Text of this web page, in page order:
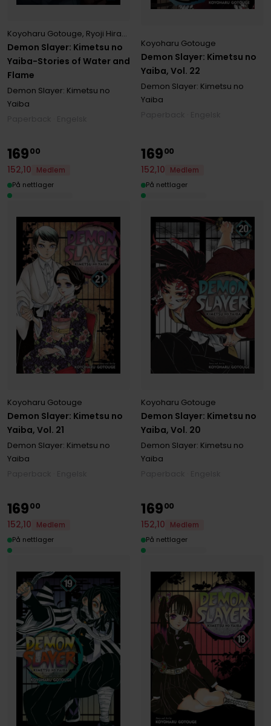
Demon Slayer: Kimetsu no
Yaiba-Stories of Water and
Flame
Koyoharu Gotouge, Ryoji Hirano
Demon Slayer: Kimetsu no
Yaiba
Demon Slayer: Kimetsu no
Yaiba, Vol. 22
Koyoharu Gotouge
Demon Slayer: Kimetsu no
Yaiba
Demon Slayer: Kimetsu no
Yaiba, Vol. 21
Koyoharu Gotouge
Demon Slayer: Kimetsu no
Yaiba
16900
152,10
Medlem
På nettlager
Demon Slayer: Kimetsu no
Yaiba, Vol. 20
Koyoharu Gotouge
Demon Slayer: Kimetsu no
Yaiba
16900
152,10
Medlem
På nettlager
16900
152,10
Medlem
På nettlager
16900
152,10
Medlem
På nettlager